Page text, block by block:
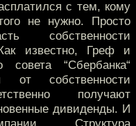
с тем, кому
не нужно. Просто
собственности
известно, Греф и
“Сбербанка“
от собственности
получают
дивиденды. И